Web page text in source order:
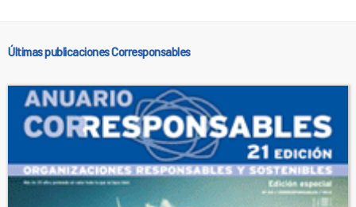
Últimas publicaciones Corresponsables